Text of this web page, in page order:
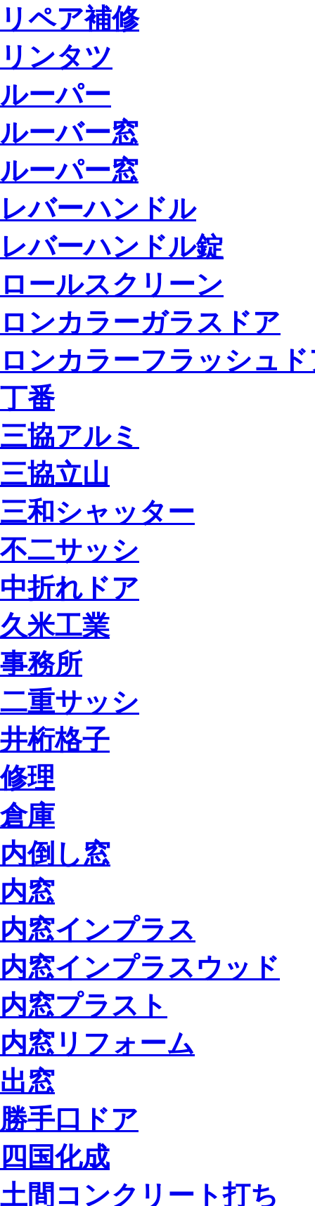
リペア補修
リンタツ
ルーパー
ルーバー窓
ルーパー窓
レバーハンドル
レバーハンドル錠
ロールスクリーン
ロンカラーガラスドア
ロンカラーフラッシュ
丁番
三協アルミ
三協立山
三和シャッター
不二サッシ
中折れドア
久米工業
事務所
二重サッシ
井桁格子
修理
倉庫
内倒し窓
内窓
内窓インプラス
内窓インプラスウッド
内窓プラスト
内窓リフォーム
出窓
勝手口ドア
四国化成
土間コンクリート打ち